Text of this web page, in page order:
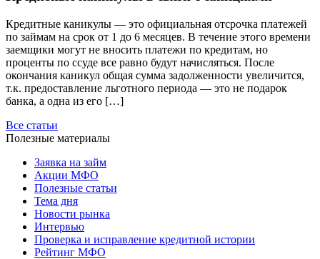
Кредитные каникулы — это официальная отсрочка платежей
по займам на срок от 1 до 6 месяцев. В течение этого времени
заемщики могут не вносить платежи по кредитам, но
проценты по ссуде все равно будут начисляться. После
окончания каникул общая сумма задолженности увеличится,
т.к. предоставление льготного периода — это не подарок
банка, а одна из его […]
Все статьи
Полезные материалы
Заявка на займ
Акции МФО
Полезные статьи
Тема дня
Новости рынка
Интервью
Проверка и исправление кредитной истории
Рейтинг МФО